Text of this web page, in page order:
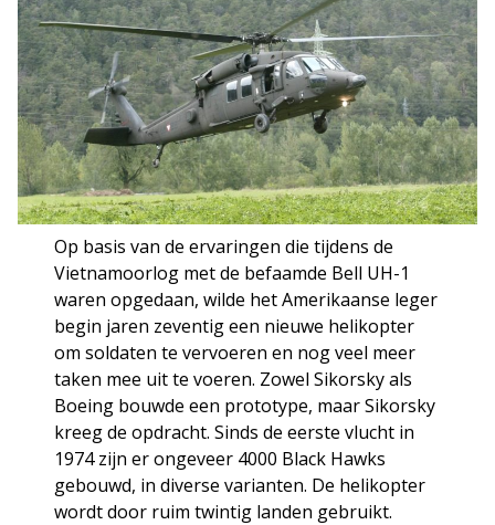
Op basis van de ervaringen die tijdens de
Vietnamoorlog met de befaamde Bell UH-1
waren opgedaan, wilde het Amerikaanse leger
begin jaren zeventig een nieuwe helikopter
om soldaten te vervoeren en nog veel meer
taken mee uit te voeren. Zowel Sikorsky als
Boeing bouwde een prototype, maar Sikorsky
kreeg de opdracht. Sinds de eerste vlucht in
1974 zijn er ongeveer 4000 Black Hawks
gebouwd, in diverse varianten. De helikopter
wordt door ruim twintig landen gebruikt.